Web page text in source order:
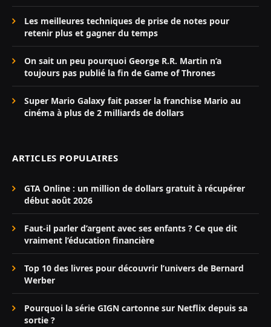
Les meilleures techniques de prise de notes pour
retenir plus et gagner du temps
On sait un peu pourquoi George R.R. Martin n’a
toujours pas publié la fin de Game of Thrones
Super Mario Galaxy fait passer la franchise Mario au
cinéma à plus de 2 milliards de dollars
ARTICLES POPULAIRES
GTA Online : un million de dollars gratuit à récupérer
début août 2026
Faut-il parler d’argent avec ses enfants ? Ce que dit
vraiment l’éducation financière
Top 10 des livres pour découvrir l’univers de Bernard
Werber
Pourquoi la série GIGN cartonne sur Netflix depuis sa
sortie ?